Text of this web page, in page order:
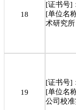
18
[证书号]
[单位名
术研究所
19
[证书号]
[单位名
公司校